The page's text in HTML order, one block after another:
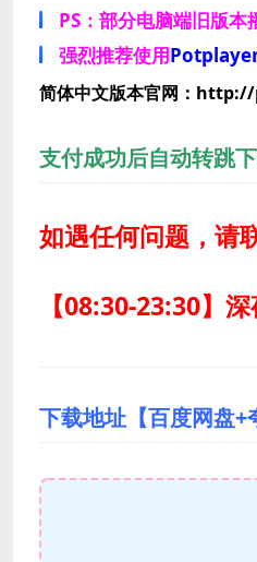
PS：部分电脑端旧版
强烈推荐使用
简体中文版本官网：
支付成功后自动转跳
如遇任何问题，请
【08:30-23:30】
下载地址【百度网盘+